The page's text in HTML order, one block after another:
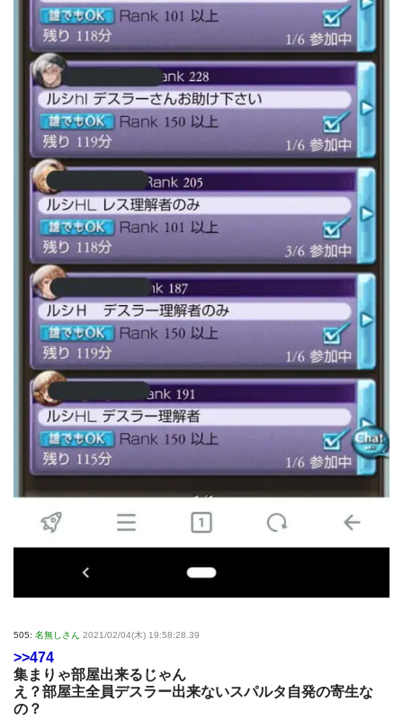
505: 名無しさん 2021/02/04(木) 19:58:28.39
>>474
集まりゃ部屋出来るじゃん
え？部屋主全員デスラー出来ないスパルタ自発の寄生な
の？